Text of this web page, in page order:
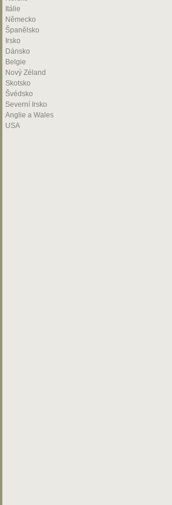
Itálie
Německo
Španělsko
Irsko
Dánsko
Belgie
Nový Zéland
Skotsko
Švédsko
Severní Irsko
Anglie a Wales
USA